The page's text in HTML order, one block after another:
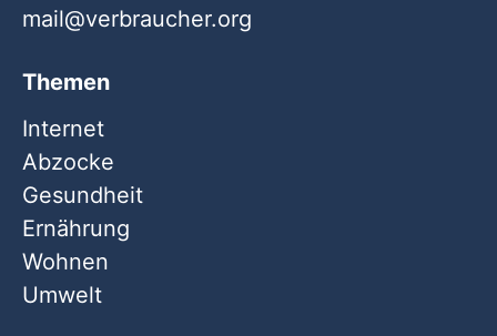
mail
verbraucher org
Themen
Internet
Abzocke
Gesundheit
Ernährung
Wohnen
Umwelt